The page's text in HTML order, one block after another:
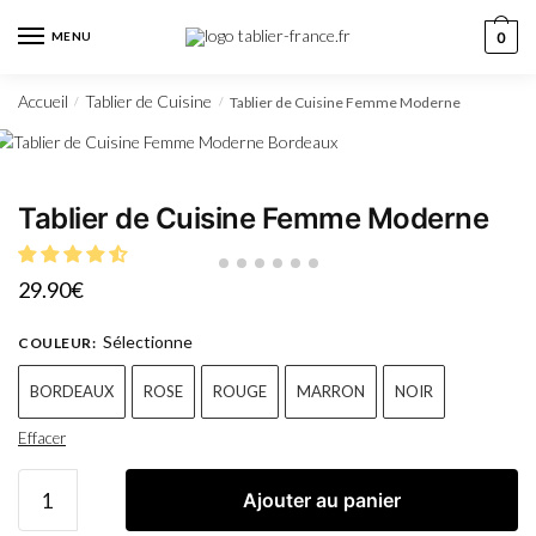
MENU 0
Accueil / Tablier de Cuisine / Tablier de Cuisine Femme Moderne
Tablier de Cuisine Femme Moderne
29.90€
COULEUR: Sélectionne
BORDEAUX ROSE ROUGE MARRON NOIR
Effacer
Ajouter au panier